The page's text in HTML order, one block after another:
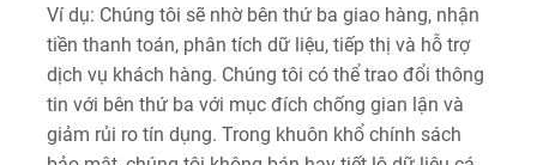
Ví dụ: Chúng tôi sẽ nhờ bên thứ ba giao hàng, nhận
tiền thanh toán, phân tích dữ liệu, tiếp thị và hỗ trợ
dịch vụ khách hàng. Chúng tôi có thể trao đổi thông
tin với bên thứ ba với mục đích chống gian lận và
giảm rủi ro tín dụng. Trong khuôn khổ chính sách